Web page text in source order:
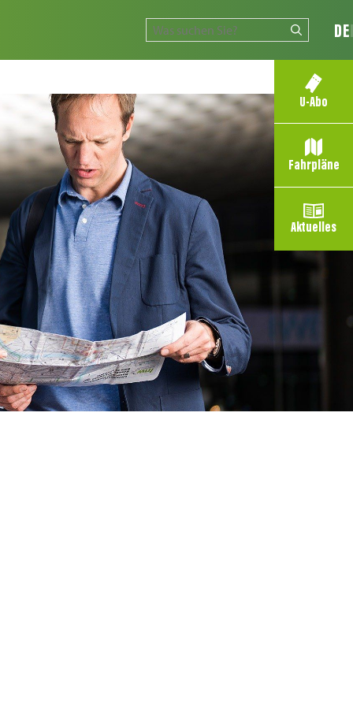
DE
U-Abo
Fahrpläne
Aktuelles